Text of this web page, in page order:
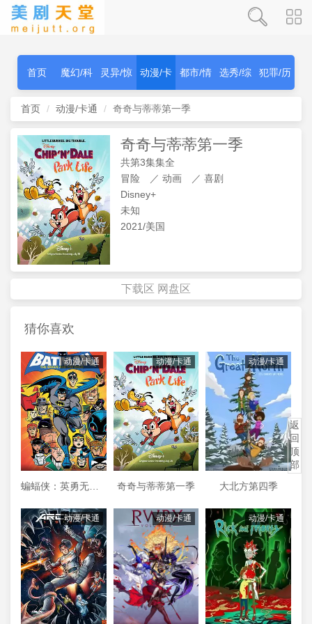
首页 魔幻/科
幻
灵异/惊
秫
动漫/卡
通
都市/情 选秀/综 犯罪/历
首页 动漫/卡通 奇奇与蒂蒂第一季
奇奇与蒂蒂第一季
共第3集集全
冒险
／ 动画 ／ 喜剧
Disney+
未知
2021/美国
下载区 网盘区
猜你喜欢
动漫/卡通
蝙蝠侠：英勇无畏第二季
动漫/卡通
奇奇与蒂蒂第一季
动漫/卡通
大北方第四季
动漫/卡通 动漫/卡通 动漫/卡通
返
回
顶
部